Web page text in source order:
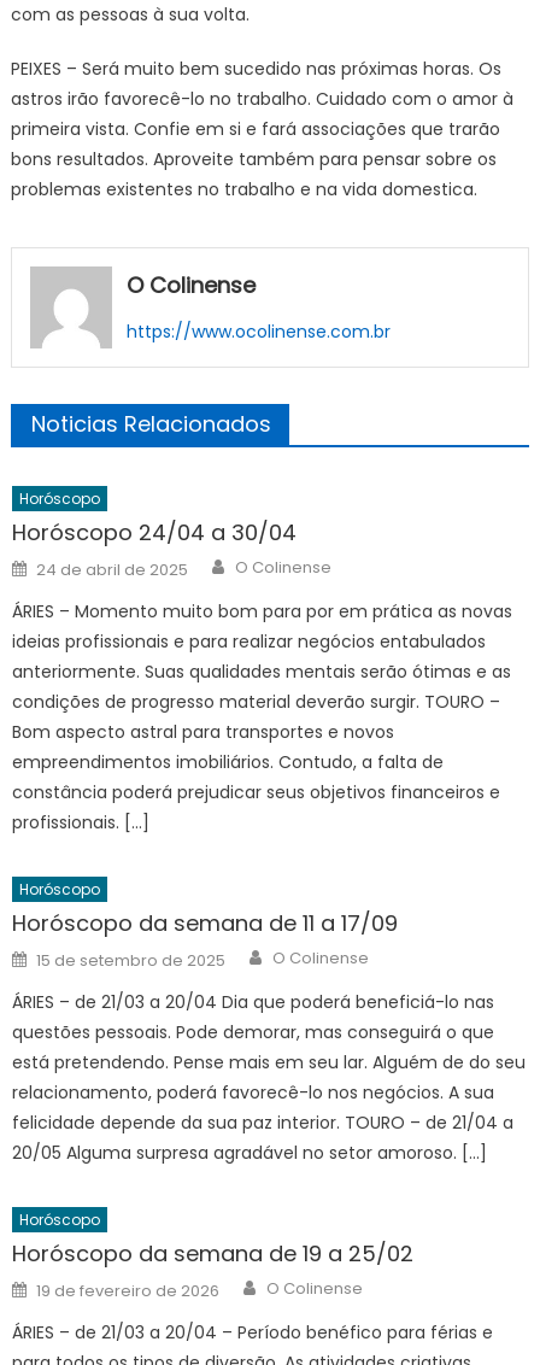
com as pessoas à sua volta.
PEIXES – Será muito bem sucedido nas próximas horas. Os
astros irão favorecê-lo no trabalho. Cuidado com o amor à
primeira vista. Confie em si e fará associações que trarão
bons resultados. Aproveite também para pensar sobre os
problemas existentes no trabalho e na vida domestica.
O Colinense
https://www.ocolinense.com.br
Noticias Relacionados
Horóscopo
Horóscopo 24/04 a 30/04
Posted
on
24 de abril de 2025 Author
O Colinense
ÁRIES – Momento muito bom para por em prática as novas
ideias profissionais e para realizar negócios entabulados
anteriormente. Suas qualidades mentais serão ótimas e as
condições de progresso material deverão surgir. TOURO –
Bom aspecto astral para transportes e novos
empreendimentos imobiliários. Contudo, a falta de
constância poderá prejudicar seus objetivos financeiros e
profissionais. […]
Horóscopo
Horóscopo da semana de 11 a 17/09
Posted
on
15 de setembro de 2025 Author
O Colinense
ÁRIES – de 21/03 a 20/04 Dia que poderá beneficiá-lo nas
questões pessoais. Pode demorar, mas conseguirá o que
está pretendendo. Pense mais em seu lar. Alguém de do seu
relacionamento, poderá favorecê-lo nos negócios. A sua
felicidade depende da sua paz interior. TOURO – de 21/04 a
20/05 Alguma surpresa agradável no setor amoroso. […]
Horóscopo
Horóscopo da semana de 19 a 25/02
Posted
on
19 de fevereiro de 2026 Author
O Colinense
ÁRIES – de 21/03 a 20/04 – Período benéfico para férias e